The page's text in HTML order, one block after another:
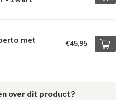
met €45,95
over dit product?